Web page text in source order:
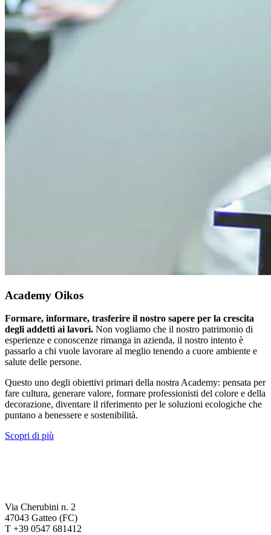
Academy Oikos
Formare, informare, trasferire il nostro sapere per la crescita
degli addetti ai lavori. Non vogliamo che il nostro patrimonio di
esperienze e conoscenze rimanga in azienda, il nostro intento è
passarlo a chi vuole lavorare al meglio tenendo a cuore ambiente e
salute delle persone.
Questo uno degli obiettivi primari della nostra Academy: pensata per
fare cultura, generare valore, formare professionisti del colore e della
decorazione, diventare il riferimento per le soluzioni ecologiche che
puntano a benessere e sostenibilità.
Scopri di più
Via Cherubini n. 2
47043 Gatteo (FC)
T +39 0547 681412